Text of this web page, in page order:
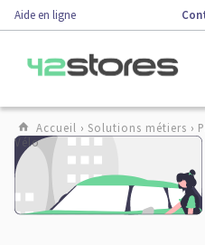
Aide en ligne
Accueil ›Solutions métiers ›
Vélo